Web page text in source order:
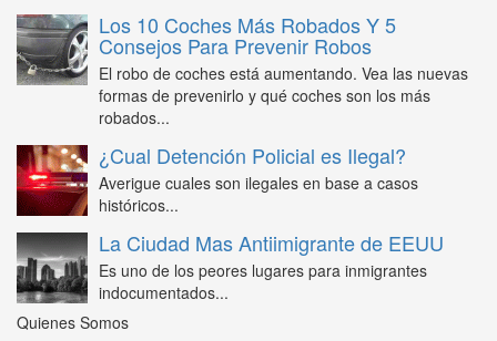
Los 10 Coches Más Robados Y 5
Consejos Para Prevenir Robos
El robo de coches está aumentando. Vea las nuevas
formas de prevenirlo y qué coches son los más
robados...
¿Cual Detención Policial es Ilegal?
Averigue cuales son ilegales en base a casos
históricos...
La Ciudad Mas Antiimigrante de EEUU
Es uno de los peores lugares para inmigrantes
indocumentados...
Quienes Somos